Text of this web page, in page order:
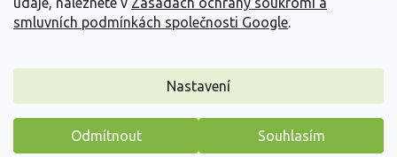
smluvních podmínkách společnosti Google.
Nastavení
Odmítnout Souhlasím
Vytvořil Shoptet
Copyright 2026 Zahradnictví Spomyšl
. Všechna práva
vyhrazena.